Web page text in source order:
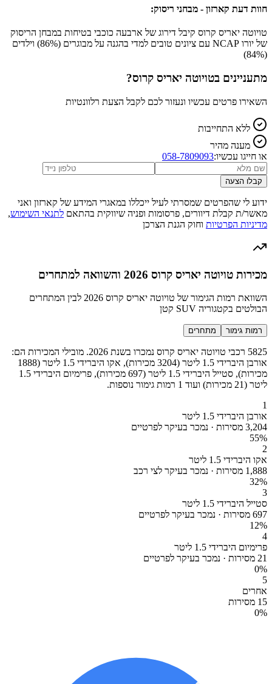
חוות דעת קארזון - מבחני ריסוק:
טויוטה יאריס קרוס קיבל דירוג של ארבעה כוכבי בטיחות במבחן הריסוק
של יורו NCAP עם ציונים טובים למדי בהגנה על מבוגרים (86%) וילדים
(84%)
מתעניינים בטויוטה יאריס קרוס?
השאירו פרטים עכשיו ונעזור לכם לקבל הצעת רלוונטיות
ללא התחייבות
מענה מהיר
או חייגו עכשיו:058-7809093
קבלו הצעה
ידוע לי שהפרטים שמסרתי לעיל ייכללו במאגרי המידע של קארזון ואני
מאשר/ת קבלת דיוורים, פרסומות ופניה שיווקית בהתאם לתנאי השימוש,
מדיניות הפרטיות וחוק הגנת הצרכן
מכירות טויוטה יאריס קרוס 2026 והשוואה למתחרים
השוואת רמות הגימור של טויוטה יאריס קרוס 2026 לבין המתחרים
הבולטים בקטגוריה SUV קטן
רמות גימור מתחרים
5825 רכבי טויוטה יאריס קרוס נמכרו בשנת 2026. מובילי המכירות הם:
אורבן היברידי 1.5 ליטר (3204 מכירות), אקו היברידי 1.5 ליטר (1888
מכירות), סטייל היברידי 1.5 ליטר (697 מכירות), פרימיום היברידי 1.5
ליטר (21 מכירות) ועוד 1 רמות גימור נוספות.
1
אורבן היברידי 1.5 ליטר
3,204 מסירות · נמכר בעיקר לפרטיים
55%
2
אקו היברידי 1.5 ליטר
1,888 מסירות · נמכר בעיקר לצי רכב
32%
3
סטייל היברידי 1.5 ליטר
697 מסירות · נמכר בעיקר לפרטיים
12%
4
פרימיום היברידי 1.5 ליטר
21 מסירות · נמכר בעיקר לפרטיים
0%
5
אחרים
15 מסירות
0%